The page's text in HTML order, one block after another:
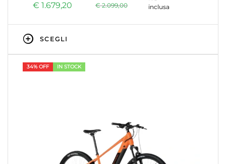
€2.099,00
€ 1.679,20
inclusa
SCEGLI
34% OFF IN STOCK